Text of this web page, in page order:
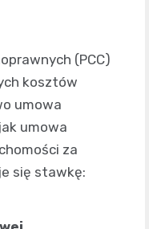
(PCC)
kosztów
umowa
umowa
za
się stawkę: